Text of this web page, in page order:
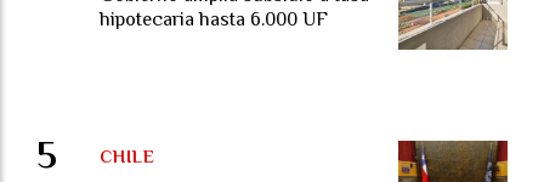
hipotecaria hasta 6.000 UF
CHILE